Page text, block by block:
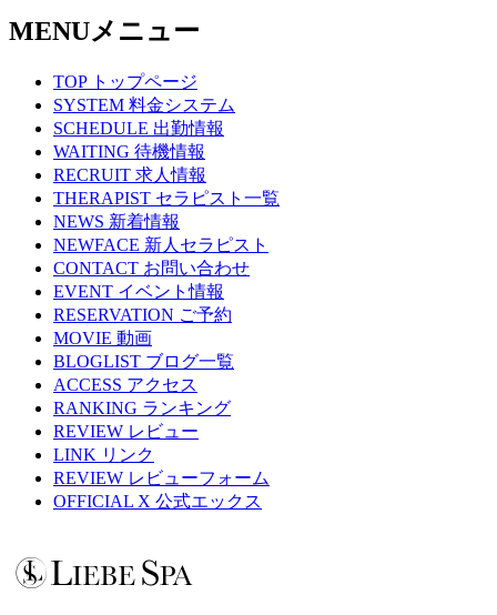
MENUメニュー
TOP トップページ
SYSTEM 料金システム
SCHEDULE 出勤情報
WAITING 待機情報
RECRUIT 求人情報
THERAPIST セラピスト一覧
NEWS 新着情報
NEWFACE 新人セラピスト
CONTACT お問い合わせ
EVENT イベント情報
RESERVATION ご予約
MOVIE 動画
BLOGLIST ブログ一覧
ACCESS アクセス
RANKING ランキング
REVIEW レビュー
LINK リンク
REVIEW レビューフォーム
OFFICIAL X 公式エックス